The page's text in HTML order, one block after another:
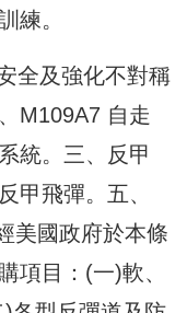
練。
全及強化不對稱
M109A7 自走
統。三、反甲
甲飛彈。五、
美國政府於本條
項目：(一)軟、